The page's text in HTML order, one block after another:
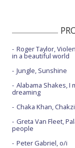
Roger Taylor,
in a beautiful world
Jungle, Sunshine
Alabama Shakes, I
dreaming
Chaka Khan,
Greta Van Fleet,
people
Peter Gabriel, o/i